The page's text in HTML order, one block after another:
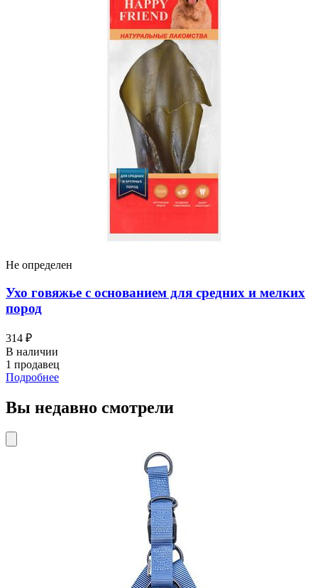
Не определен
Ухо говяжье с основанием для средних и мелких
пород
314 ₽
В наличии
1 продавец
Подробнее
Вы недавно смотрели